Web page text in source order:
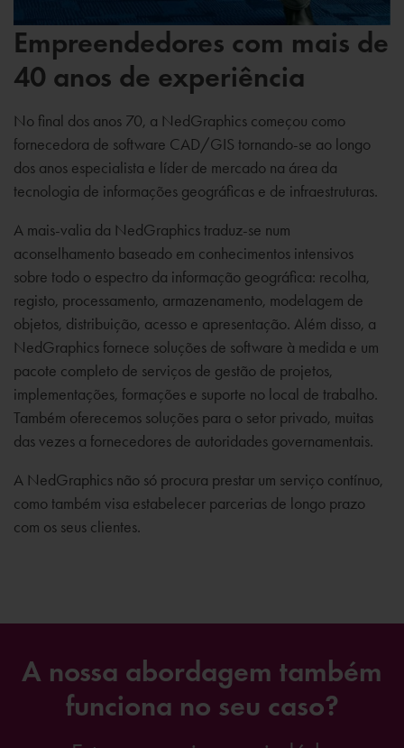
Empreendedores com mais de
40 anos de experiência
No final dos anos 70, a NedGraphics começou como
fornecedora de software CAD/GIS tornando-se ao longo
dos anos especialista e líder de mercado na área da
tecnologia de informações geográficas e de infraestruturas.
A mais-valia da NedGraphics traduz-se num
aconselhamento baseado em conhecimentos intensivos
sobre todo o espectro da informação geográfica: recolha,
registo, processamento, armazenamento, modelagem de
objetos, distribuição, acesso e apresentação. Além disso, a
NedGraphics fornece soluções de software à medida e um
pacote completo de serviços de gestão de projetos,
implementações, formações e suporte no local de trabalho.
Também oferecemos soluções para o setor privado, muitas
das vezes a fornecedores de autoridades governamentais.
A NedGraphics não só procura prestar um serviço contínuo,
como também visa estabelecer parcerias de longo prazo
com os seus clientes.
A nossa abordagem também
funciona no seu caso?